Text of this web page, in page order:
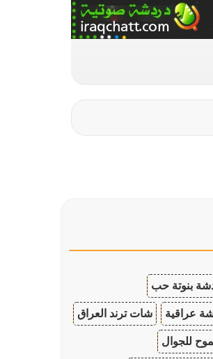
بنوتة حب
عراقية شات ترند العراق
للجوال